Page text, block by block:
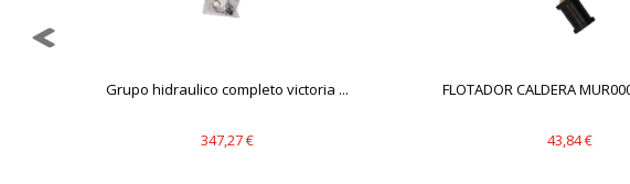
Grupo hidraulico completo victoria ...
347,27 €
FLOTADOR CALDERA
43,84 €